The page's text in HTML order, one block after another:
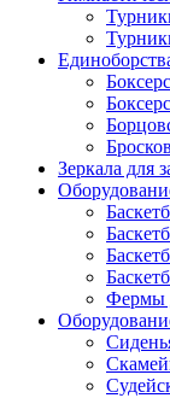
Зеркала для
Фермы